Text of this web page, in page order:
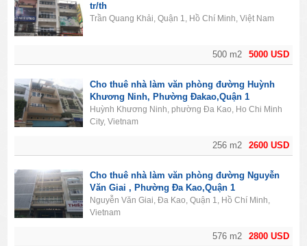
5000 USD
500 m2
tr/th
Trần Quang Khải, Quận 1, Hồ Chí Minh, Việt Nam
2600 USD
256 m2
Cho thuê nhà làm văn phòng đường Huỳnh
Khương Ninh, Phường Đakao,Quận 1
Huỳnh Khương Ninh, phường Đa Kao, Ho Chi Minh
City, Vietnam
2800 USD
576 m2
Cho thuê nhà làm văn phòng đường Nguyễn
Văn Giai , Phường Đa Kao,Quận 1
Nguyễn Văn Giai, Đa Kao, Quận 1, Hồ Chí Minh,
Vietnam